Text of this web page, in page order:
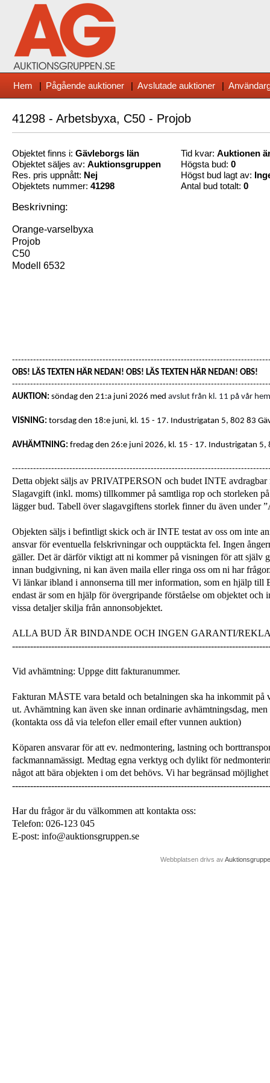
Hem | Pågående auktioner | Avslutade auktioner |
41298 - Arbetsbyxa, C50 - Projob
Objektet finns i: Gävleborgs län
Objektet säljes av: Auktionsgruppen
Res. pris uppnått: Nej
Objektets nummer: 41298
Tid kvar: Auktionen
Högsta bud: 0
Högst bud lagt av:
Antal bud totalt: 0
Beskrivning:
Orange-varselbyxa
Projob
C50
Modell 6532
OBS! LÄS TEXTEN HÄR NEDAN! OBS! LÄS TEXTEN HÄR NEDAN! OBS!
AUKTION: söndag den 21:a juni 2026 med avslut från kl. 11 på vår
VISNING: torsdag den 18:e juni, kl. 15 - 17. Industrigatan 5, 802 83
AVHÄMTNING: fredag den 26:e juni 2026, kl. 15 - 17. Industrigatan 5,
Detta objekt säljs av PRIVATPERSON och budet INTE
Slagavgift (inkl. moms) tillkommer på samtliga rop och storleken
lägger bud. Tabell över slagavgiftens storlek finner du även under
Objekten säljs i befintligt skick och är INTE testat av oss om inte
ansvar för eventuella felskrivningar och oupptäckta fel. Ingen
gäller. Det är därför viktigt att ni kommer på visningen för att själv
innan budgivning, ni kan även maila eller ringa oss om ni har
Vi länkar ibland i annonserna till mer information, som en hjälp till
endast är som en hjälp för övergripande förståelse om objektet
vissa detaljer skilja från annonsobjektet.
ALLA BUD ÄR BINDANDE OCH INGEN GARANTI/
Vid avhämtning: Uppge ditt fakturanummer.
Fakturan MÅSTE vara betald och betalningen ska ha inkommit på
ut. Avhämtning kan även ske innan ordinarie avhämtningsdag,
(kontakta oss då via telefon eller email efter vunnen auktion)
Köparen ansvarar för att ev. nedmontering, lastning och
fackmannamässigt. Medtag egna verktyg och dylikt för
något att bära objekten i om det behövs. Vi har begränsad
Har du frågor är du välkommen att kontakta oss:
Telefon: 026-123 045
E-post: info@auktionsgruppen.se
Webbplatsen drivs av